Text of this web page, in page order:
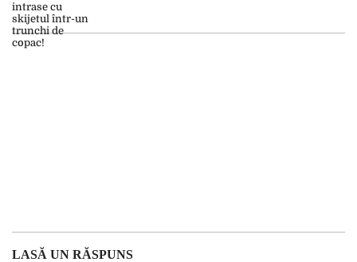
LASĂ UN RĂSPUNS